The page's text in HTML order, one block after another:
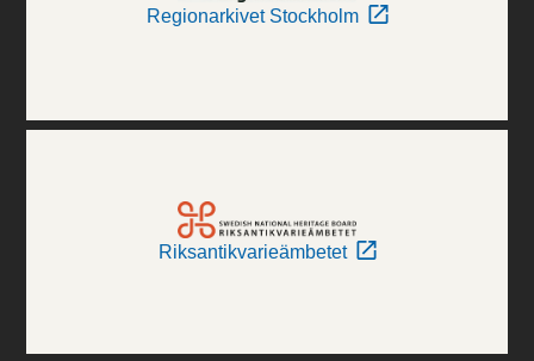
Regionarkivet Stockholm
Riksantikvarieämbetet